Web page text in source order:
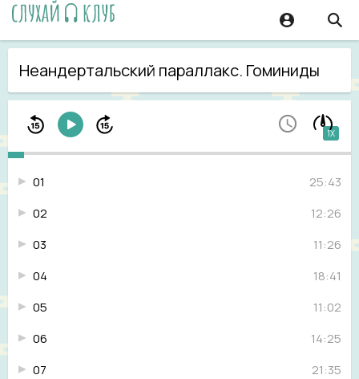
Неандертальский параллакс. Гоминиды
1X
25:43
01
12:26
02
11:26
03
18:41
04
11:02
05
14:25
06
21:35
07